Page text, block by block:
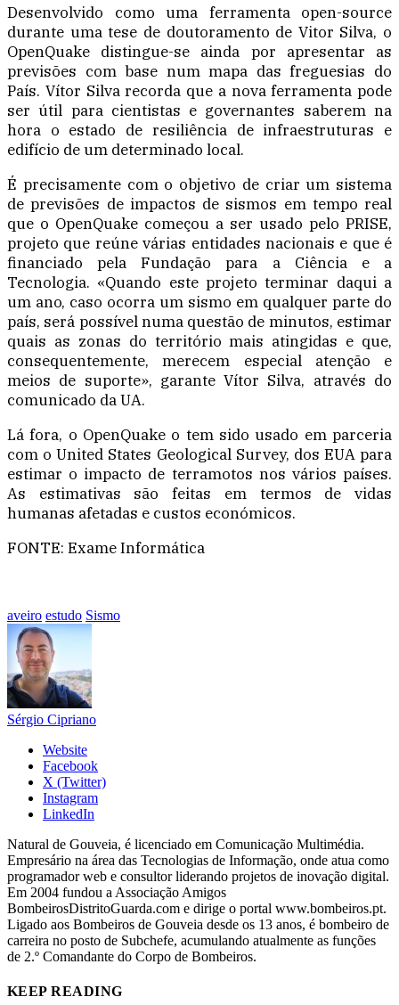
Desenvolvido como uma ferramenta open-source
durante uma tese de doutoramento de Vitor Silva, o
OpenQuake distingue-se ainda por apresentar as
previsões com base num mapa das freguesias do
País. Vítor Silva recorda que a nova ferramenta pode
ser útil para cientistas e governantes saberem na
hora o estado de resiliência de infraestruturas e
edifício de um determinado local.
É precisamente com o objetivo de criar um sistema
de previsões de impactos de sismos em tempo real
que o OpenQuake começou a ser usado pelo PRISE,
projeto que reúne várias entidades nacionais e que é
financiado pela Fundação para a Ciência e a
Tecnologia. «Quando este projeto terminar daqui a
um ano, caso ocorra um sismo em qualquer parte do
país, será possível numa questão de minutos, estimar
quais as zonas do território mais atingidas e que,
consequentemente, merecem especial atenção e
meios de suporte», garante Vítor Silva, através do
comunicado da UA.
Lá fora, o OpenQuake o tem sido usado em parceria
com o United States Geological Survey, dos EUA para
estimar o impacto de terramotos nos vários países.
As estimativas são feitas em termos de vidas
humanas afetadas e custos económicos.
FONTE: Exame Informática
aveiro estudo Sismo
Sérgio Cipriano
Website
Facebook
X (Twitter)
Instagram
LinkedIn
Natural de Gouveia, é licenciado em Comunicação Multimédia.
Empresário na área das Tecnologias de Informação, onde atua como
programador web e consultor liderando projetos de inovação digital.
Em 2004 fundou a Associação Amigos
BombeirosDistritoGuarda.com e dirige o portal www.bombeiros.pt.
Ligado aos Bombeiros de Gouveia desde os 13 anos, é bombeiro de
carreira no posto de Subchefe, acumulando atualmente as funções
de 2.º Comandante do Corpo de Bombeiros.
KEEP READING